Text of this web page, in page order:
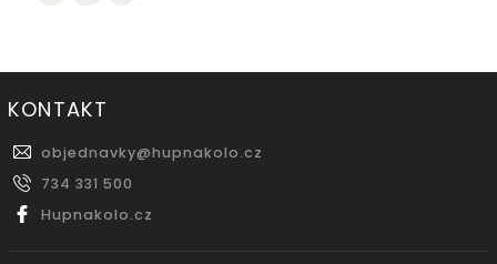
KONTAKT
objednavky@hupnakolo.cz
734 331 500
Hupnakolo.cz